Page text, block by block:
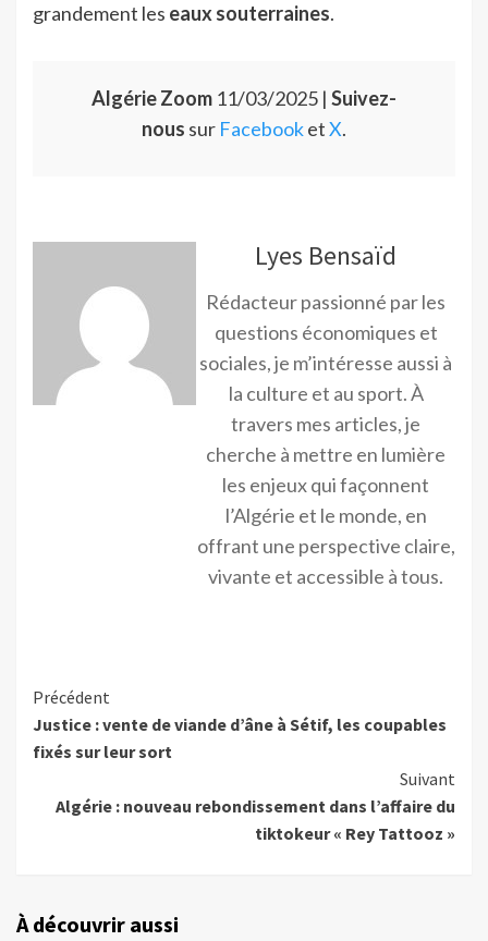
grandement les eaux souterraines.
Algérie Zoom 11/03/2025 | Suivez-
nous sur FacebooketX.
Lyes Bensaïd
Rédacteur passionné par les
questions économiques et
sociales, je m’intéresse aussi à
la culture et au sport. À
travers mes articles, je
cherche à mettre en lumière
les enjeux qui façonnent
l’Algérie et le monde, en
offrant une perspective claire,
vivante et accessible à tous.
Précédent
Justice : vente de viande d’âne à Sétif, les coupables
fixés sur leur sort
Suivant
Algérie : nouveau rebondissement dans l’affaire du
tiktokeur « Rey Tattooz »
À découvrir aussi